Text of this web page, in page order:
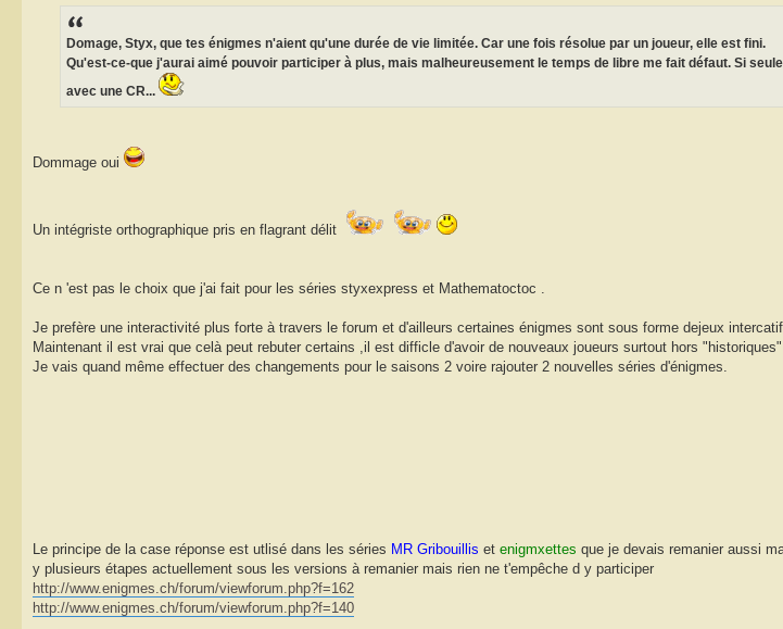
Domage, Styx, que tes énigmes n'aient qu'une durée de vie limitée. Car une fois résolue par un joueur, elle est fini.
Qu'est-ce-que j'aurai aimé pouvoir participer à plus, mais malheureusement le temps de libre me fait défaut. Si
avec une CR...
Dommage oui
Un intégriste orthographique pris en flagrant délit
Ce n 'est pas le choix que j'ai fait pour les séries styxexpress et Mathematoctoc .
Je prefère une interactivité plus forte à travers le forum et d'ailleurs certaines énigmes sont sous forme dejeux
Maintenant il est vrai que celà peut rebuter certains ,il est difficle d'avoir de nouveaux joueurs surtout hors
Je vais quand même effectuer des changements pour le saisons 2 voire rajouter 2 nouvelles séries d'énigmes.
Le principe de la case réponse est utlisé dans les séries MR Gribouillis et enigmxettes que je devais remanier aussi
y plusieurs étapes actuellement sous les versions à remanier mais rien ne t'empêche d y participer
http://www.enigmes.ch/forum/viewforum.php?f=162
http://www.enigmes.ch/forum/viewforum.php?f=140